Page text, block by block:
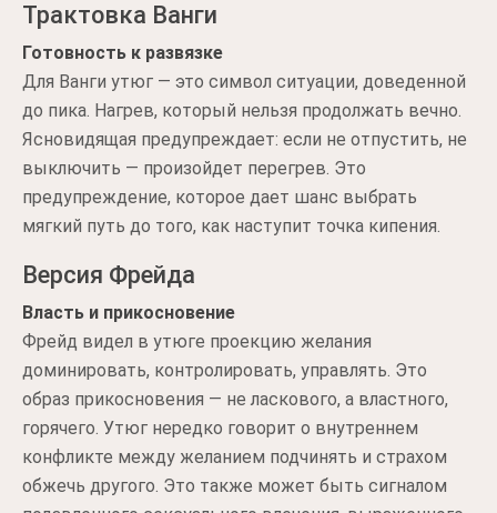
Трактовка Ванги
Готовность к развязке
Для Ванги утюг — это символ ситуации, доведенной
до пика. Нагрев, который нельзя продолжать вечно.
Ясновидящая предупреждает: если не отпустить, не
выключить — произойдет перегрев. Это
предупреждение, которое дает шанс выбрать
мягкий путь до того, как наступит точка кипения.
Версия Фрейда
Власть и прикосновение
Фрейд видел в утюге проекцию желания
доминировать, контролировать, управлять. Это
образ прикосновения — не ласкового, а властного,
горячего. Утюг нередко говорит о внутреннем
конфликте между желанием подчинять и страхом
обжечь другого. Это также может быть сигналом